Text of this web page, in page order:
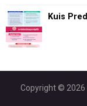
Kuis
Copyright © 2026